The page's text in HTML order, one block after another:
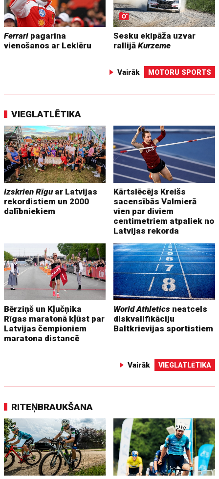
Ferrari pagarina
vienošanos ar Leklēru
Sesku ekipāža uzvar
rallijāKurzeme
Vairāk MOTORU SPORTS
VIEGLATLĒTIKA
Izskrien Rīguar Latvijas
rekordistiem un 2000
dalībniekiem
Kārtslēcējs Kreišs
sacensībās Valmierā
vien par diviem
centimetriem atpaliek no
Latvijas rekorda
Bērziņš un Kļučņika
Rīgas maratonā kļūst par
Latvijas čempioniem
maratona distancē
World Athletics neatcels
diskvalifikāciju
Baltkrievijas sportistiem
Vairāk VIEGLATLĒTIKA
RITEŅBRAUKŠANA